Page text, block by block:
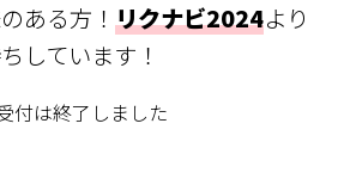
ある方！ リクナビ2024より
しています！
付は終了しました